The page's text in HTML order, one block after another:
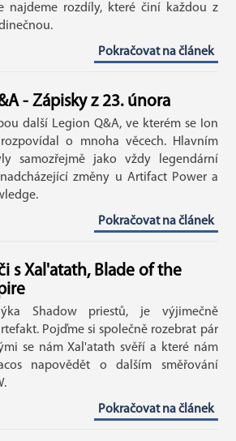
najdeme rozdíly, které činí každou z
Pokračovat na článek
- Zápisky z 23. února
další Legion Q&A, ve kterém se Ion
rozpovídal o mnoha věcech. Hlavním
samozřejmě jako vždy legendární
změny u Artifact Power a
Pokračovat na článek
s Xal'atath, Blade of the
Shadow priestů, je výjimečně
Pojďme si společně rozebrat pár
se nám Xal'atath svěří a které nám
napovědět o dalším směřování
Pokračovat na článek